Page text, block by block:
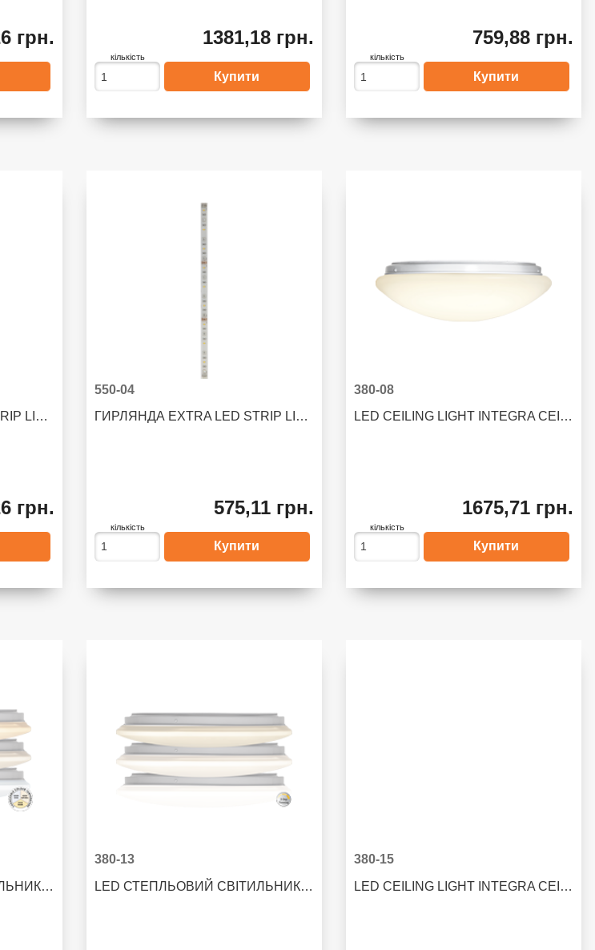
грн. 1381,18 грн.
кількість
759,88 грн.
кількість
ГИРЛЯНДА START LED STRIP LIGHT
грн.
550-04
ГИРЛЯНДА EXTRA LED STRIP LIGHT
575,11 грн.
кількість
380-08
LED CEILING LIGHT INTEGRA CEILING
1675,71 грн.
кількість
LED СТЕПЛЬОВИЙ СВІТИЛЬНИК INTEGRA CEILING
380-13
LED СТЕПЛЬОВИЙ СВІТИЛЬНИК INTEGRA CEILING
380-15
LED CEILING LIGHT INTEGRA CEILING